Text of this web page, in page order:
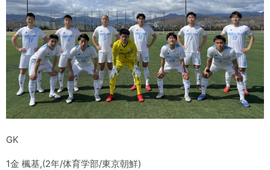
GK
1金 楓基,(2年/体育学部/東京朝鮮)